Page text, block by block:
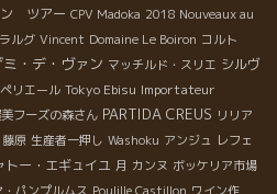
ン ツアー CPV Madoka 2018 Nouveaux au
ルグ Vincent Domaine Le Boiron コルト
ミ・デ・ヴァン マッチルド・スリエ シルヴ
リエール Tokyo Ebisu Importateur
フーズの森さん PARTIDA CREUS リリア
藤原 生産者一押し Washoku アンジュ レフェ
トー・エギュイユ 月 カンヌ ボッケリア市場